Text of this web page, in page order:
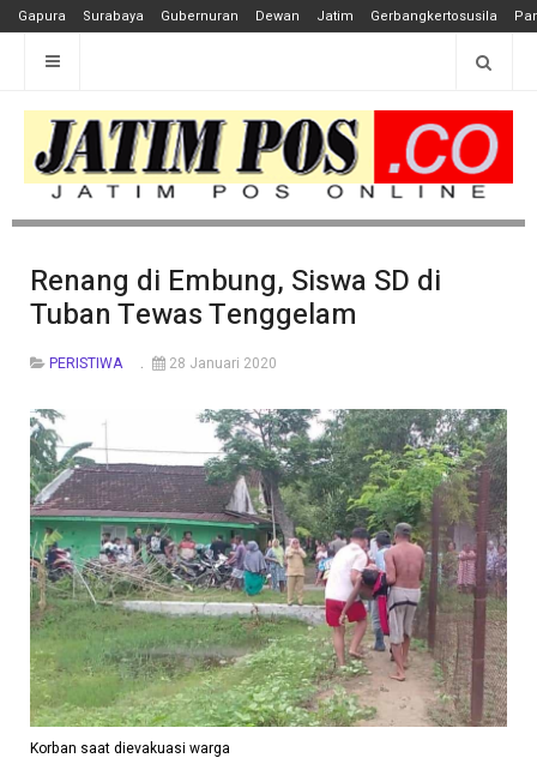
Gapura Surabaya Gubernuran Dewan Jatim Gerbangkertosusila
Renang di Embung, Siswa SD di
Tuban Tewas Tenggelam
PERISTIWA 28 Januari 2020
Korban saat dievakuasi warga